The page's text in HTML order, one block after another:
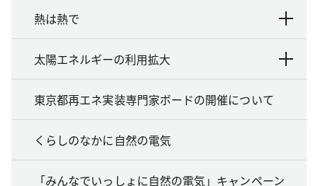
熱は熱で
太陽エネルギーの利用拡大
東京都再エネ実装専門家ボードの開催について
くらしのなかに自然の電気
「みんなでいっしょに自然の電気」キャンペーン